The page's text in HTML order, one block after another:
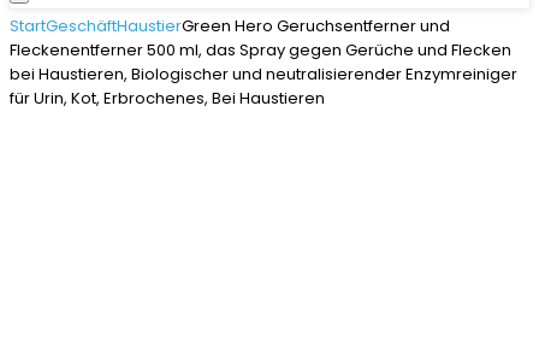
StartGeschäftHaustierGreen Hero Geruchsentferner und
Fleckenentferner 500 ml, das Spray gegen Gerüche und Flecken
bei Haustieren, Biologischer und neutralisierender Enzymreiniger
für Urin, Kot, Erbrochenes, Bei Haustieren